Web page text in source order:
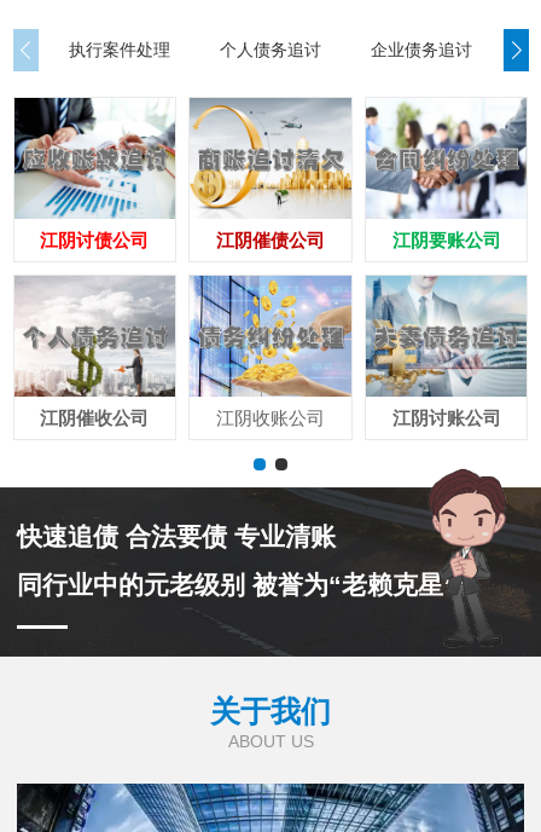
执行案件处理 个人债务追讨 企业债务追讨
江阴讨债公司
江阴催收公司
江阴催债公司
江阴收账公司
江阴要账公司
江阴讨账公司
快速追债 合法要债 专业清账
同行业中的元老级别 被誉为“老赖克星”
关于我们
ABOUT US